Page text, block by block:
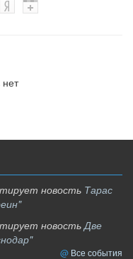
новость Тарас
новостьДве
Все события